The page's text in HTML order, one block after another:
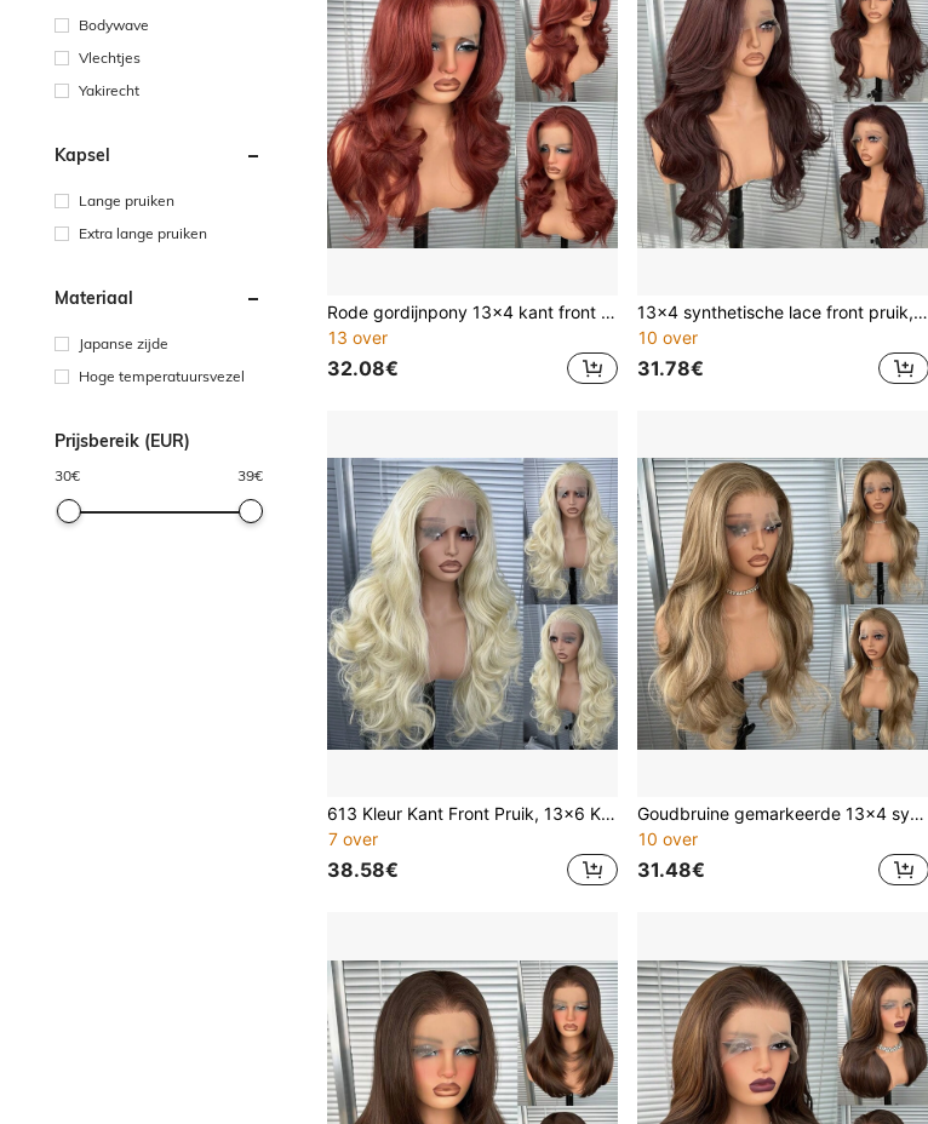
Bodywave
Vlechtjes
Yakirecht
Kapsel
Lange pruiken
Extra lange pruiken
Materiaal
Japanse zijde
Hoge temperatuursvezel
Prijsbereik (EUR)
30€ 39€
Rode gordijnpony 13x4 kant front golvend lang haar pruik, extra lange vooraf geplukte middenpartij pruik, 20 inch hittebestendige vezel, 180% dichtheid, natuurlijk en realistisch, geschikt voor dagelijks gebruik, mode vrouwen meisjes feest vakantie make-up gebruik
13 over
32.08€
13x4 synthetische lace front pruik, 56 cm lang, golvend en krullend, geen lijm nodig, gemaakt van Kanekalon-vezel, hittebestendig, vrije scheiding, 150% dichtheid, hoge definitie transparant, gemakkelijk te dragen, hittebestendige vezel, geschikt voor dagelijks gebruik, feestjes, vakanties en andere gelegenheden.
10 over
31.78€
613 Kleur Kant Front Pruik, 13x6 Kanekalon Futura Haar, Blonde Lijmloze Synthetische Kant Front Pruik, Vooraf Geplukte Haarlijn, Lange Golvende Kant Pruik, #613
7 over
38.58€
Goudbruine gemarkeerde 13x4 synthetische haar lace pruik, damesstijl, 24 inch gevlochten krullend haar, geen lijm nodig, 150% dichtheid, klaar om te dragen, geschikt voor dagelijks, feest, vakantie, vakantie en andere gelegenheden, geschikt voor beginners, transparante lace pruik
10 over
31.48€